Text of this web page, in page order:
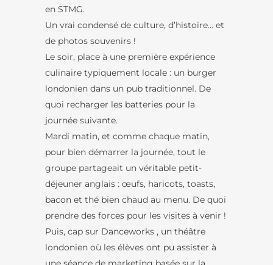
en STMG.
Un vrai condensé de culture, d’histoire… et
de photos souvenirs !
Le soir, place à une première expérience
culinaire typiquement locale : un burger
londonien dans un pub traditionnel. De
quoi recharger les batteries pour la
journée suivante.
Mardi matin, et comme chaque matin,
pour bien démarrer la journée, tout le
groupe partageait un véritable petit-
déjeuner anglais : œufs, haricots, toasts,
bacon et thé bien chaud au menu. De quoi
prendre des forces pour les visites à venir !
Puis, cap sur Danceworks , un théâtre
londonien où les élèves ont pu assister à